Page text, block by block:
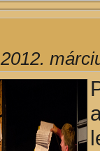
2012.